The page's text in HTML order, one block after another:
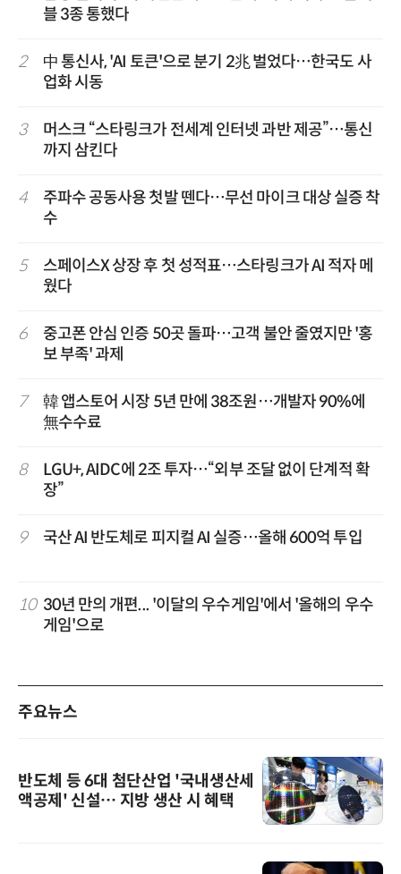
블 3종 통했다
2
中 통신사, 'AI 토큰'으로 분기 2兆 벌었다…한국도 사
업화 시동
3
머스크 “스타링크가 전세계 인터넷 과반 제공”…통신
까지 삼킨다
4
주파수 공동사용 첫발 뗀다…무선 마이크 대상 실증 착
수
5
스페이스X 상장 후 첫 성적표…스타링크가 AI 적자 메
웠다
6
중고폰 안심 인증 50곳 돌파…고객 불안 줄였지만 '홍
보 부족' 과제
7
韓 앱스토어 시장 5년 만에 38조원…개발자 90%에
無수수료
8
LGU+, AIDC에 2조 투자…“외부 조달 없이 단계적 확
장”
9 국산 AI 반도체로 피지컬 AI 실증…올해 600억 투입
10 30년 만의 개편... '이달의 우수게임'에서 '올해의 우수
게임'으로
주요뉴스
반도체 등 6대 첨단산업 '국내생산세
액공제' 신설… 지방 생산 시 혜택